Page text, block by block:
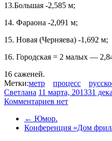
13.Большая -2,585 м;
14. Фараона -2,091 м;
15. Новая (Черняева) -1,692 м;
16. Городская = 2 малых —
16 саженей.
Метки:метр процесс
Светлана 11 марта, 201331
Комментариев нет
← Юмор.
Конференция «Дом